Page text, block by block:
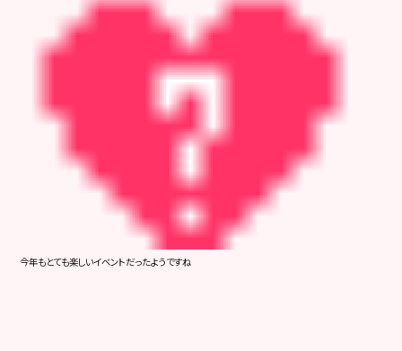
今年もとても楽しいイベントだったようですね